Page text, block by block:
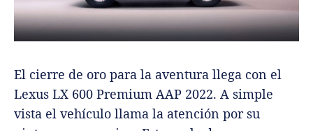
El cierre de oro para la aventura llega con el
Lexus LX 600 Premium AAP 2022. A simple
vista el vehículo llama la atención por su